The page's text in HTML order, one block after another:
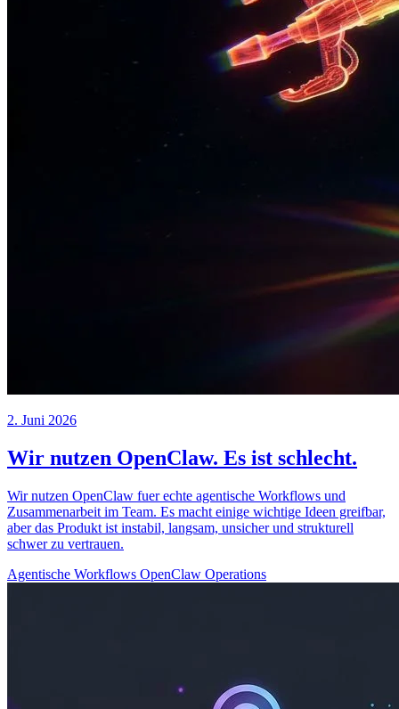
2. Juni 2026
Wir nutzen OpenClaw. Es ist schlecht.
Wir nutzen OpenClaw fuer echte agentische Workflows und
Zusammenarbeit im Team. Es macht einige wichtige Ideen greifbar,
aber das Produkt ist instabil, langsam, unsicher und strukturell
schwer zu vertrauen.
Agentische Workflows OpenClaw Operations